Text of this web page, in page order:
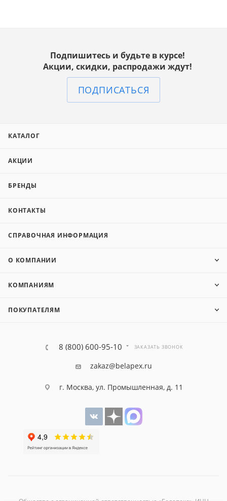
Подпишитесь и будьте в курсе!
Акции, скидки, распродажи ждут!
ПОДПИСАТЬСЯ
КАТАЛОГ
АКЦИИ
БРЕНДЫ
КОНТАКТЫ
СПРАВОЧНАЯ ИНФОРМАЦИЯ
О КОМПАНИИ
КОМПАНИЯМ
ПОКУПАТЕЛЯМ
8 (800) 600-95-10 ЗАКАЗАТЬ ЗВОНОК
zakaz@belapex.ru
г. Москва, ул. Промышленная, д. 11